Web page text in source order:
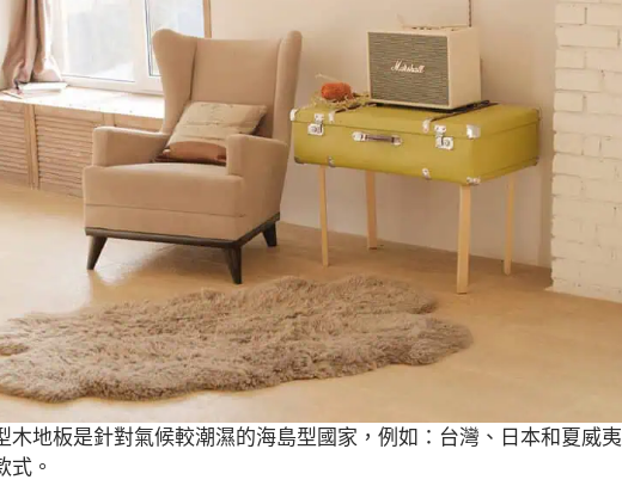
木地板是針對氣候較潮濕的海島型國家，例如：台灣、日本和夏威夷
式。